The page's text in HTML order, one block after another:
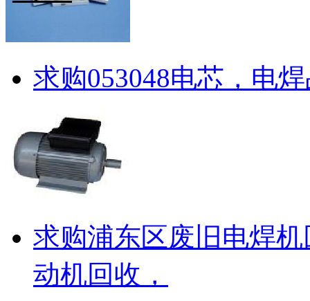
求购053048电芯，电
求购浦东区废旧电焊
动机回收，